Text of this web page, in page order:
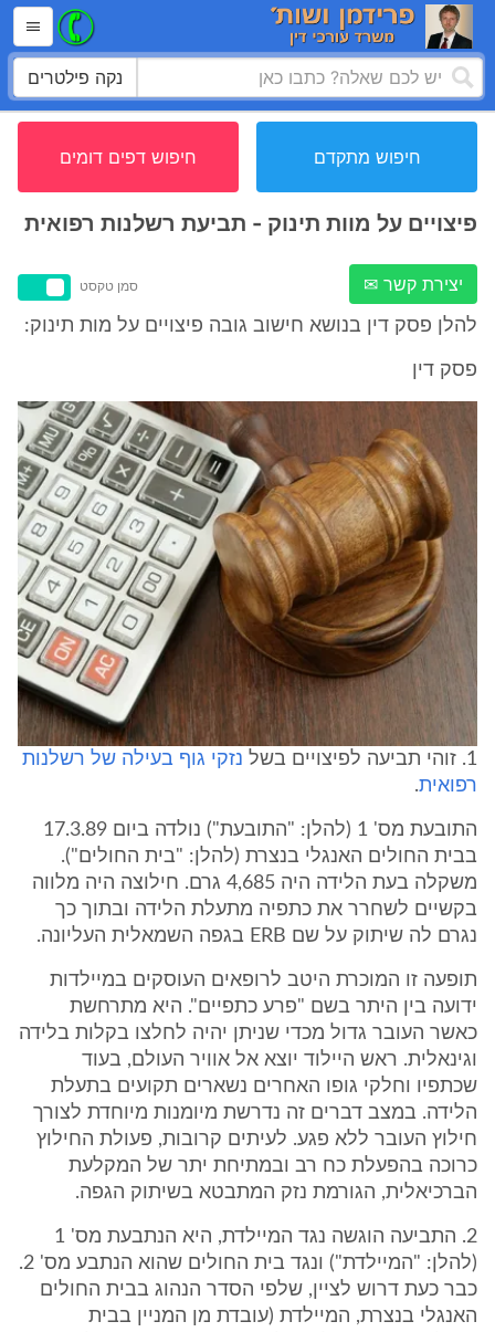
נקה פילטרים
חיפוש מתקדם חיפוש דפים דומים
פיצויים על מוות תינוק - תביעת רשלנות רפואית
יצירת קשר ✉ סמן טקסט
להלן פסק דין בנושא חישוב גובה פיצויים על מות תינוק:
פסק דין
1. זוהי תביעה לפיצויים בשל
נזקי גוף בעילה של רשלנות
רפואית.
התובעת מס' 1 (להלן: "התובעת") נולדה ביום 17.3.89
בבית החולים האנגלי בנצרת (להלן: "בית החולים").
משקלה בעת הלידה היה 4,685 גרם. חילוצה היה מלווה
בקשיים לשחרר את כתפיה מתעלת הלידה ובתוך כך
נגרם לה שיתוק על שם ERB בגפה השמאלית העליונה.
תופעה זו המוכרת היטב לרופאים העוסקים במיילדות
ידועה בין היתר בשם "פרע כתפיים". היא מתרחשת
כאשר העובר גדול מכדי שניתן יהיה לחלצו בקלות בלידה
וגינאלית. ראש היילוד יוצא אל אוויר העולם, בעוד
שכתפיו וחלקי גופו האחרים נשארים תקועים בתעלת
הלידה. במצב דברים זה נדרשת מיומנות מיוחדת לצורך
חילוץ העובר ללא פגע. לעיתים קרובות, פעולת החילוץ
כרוכה בהפעלת כח רב ובמתיחת יתר של המקלעת
הברכיאלית, הגורמת נזק המתבטא בשיתוק הגפה.
2. התביעה הוגשה נגד המיילדת, היא הנתבעת מס' 1
(להלן: "המיילדת") ונגד בית החולים שהוא הנתבע מס' 2.
כבר כעת דרוש לציין, שלפי הסדר הנהוג בבית החולים
האנגלי בנצרת, המיילדת (עובדת מן המניין בבית